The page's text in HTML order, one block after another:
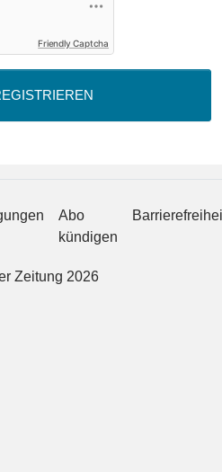
Friendly Captcha
Abo
kündigen
Zeitung 2026